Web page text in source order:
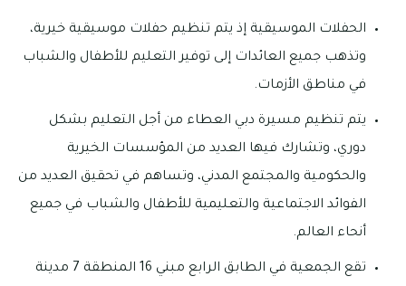
الحفلات الموسيقية إذ يتم تنظيم حفلات موسيقية خيرية،
وتذهب جميع العائدات إلى توفير التعليم للأطفال والشباب
في مناطق الأزمات.
يتم تنظيم مسيرة دبي العطاء من أجل التعليم بشكل
دوري، وتشارك فيها العديد من المؤسسات الخيرية
والحكومية والمجتمع المدني، وتساهم في تحقيق العديد من
الفوائد الاجتماعية والتعليمية للأطفال والشباب في جميع
أنحاء العالم.
تقع الجمعية في الطابق الرابع مبني 16 المنطقة 7 مدينة